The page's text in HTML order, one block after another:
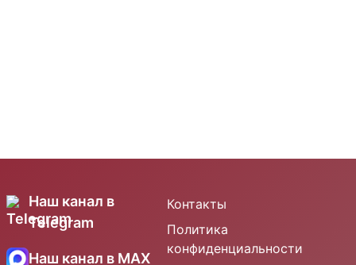
Наш канал в
Telegram
Наш канал в MAX
Контакты
Политика
конфиденциальности